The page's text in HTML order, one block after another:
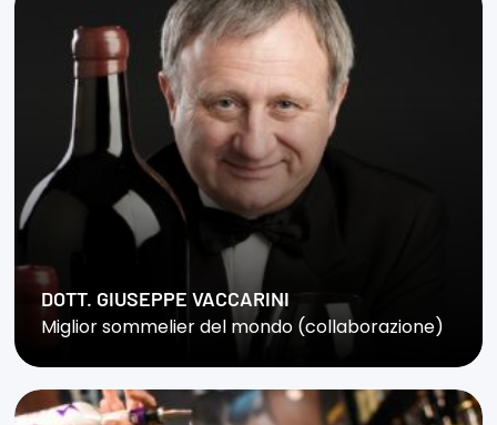
DOTT. GIUSEPPE VACCARINI
Miglior sommelier del mondo (collaborazione)